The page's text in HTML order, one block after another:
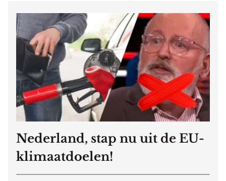
Nederland, stap nu uit de EU-
klimaatdoelen!